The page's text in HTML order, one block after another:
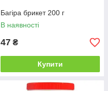
Багіра брикет 200 г
В наявності
47 ₴
Купити